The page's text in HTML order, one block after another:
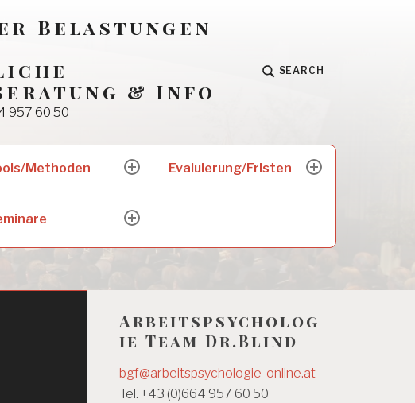
Belastungen
& Info
957 60 50
SEARCH
Methoden
expand
menu
Evaluierung/Fristen
expand
menu
expand
menu
Arbeitspsycholog
ie Team Dr.Blind
bgf@arbeitspsychologie-online.at
Tel. +43 (0)664 957 60 50